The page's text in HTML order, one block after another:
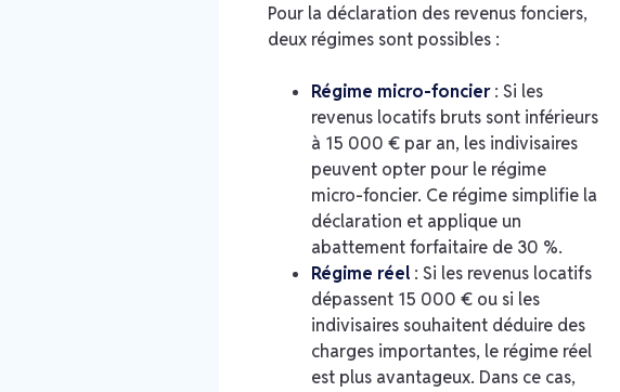
Pour la déclaration des revenus fonciers,
deux régimes sont possibles :
Régime micro-foncier: Si les
revenus locatifs bruts sont inférieurs
à 15 000 € par an, les indivisaires
peuvent opter pour le régime
micro-foncier. Ce régime simplifie la
déclaration et applique un
abattement forfaitaire de 30 %.
Régime réel : Si les revenus locatifs
dépassent 15 000 € ou si les
indivisaires souhaitent déduire des
charges importantes, le régime réel
est plus avantageux. Dans ce cas,